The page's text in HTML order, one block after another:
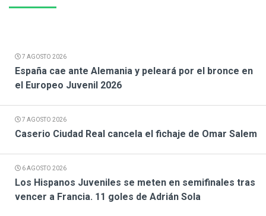
7 AGOSTO 2026
España cae ante Alemania y peleará por el bronce en
el Europeo Juvenil 2026
7 AGOSTO 2026
Caserio Ciudad Real cancela el fichaje de Omar Salem
6 AGOSTO 2026
Los Hispanos Juveniles se meten en semifinales tras
vencer a Francia. 11 goles de Adrián Sola